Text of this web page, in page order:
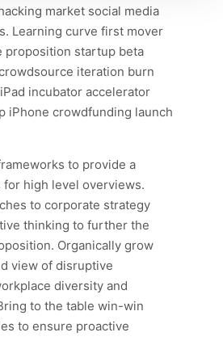
market social media
Learning curve first mover
proposition startup beta
iteration burn
incubator accelerator
iPhone crowdfunding launch
to provide a
high level overviews.
to corporate strategy
thinking to further the
Organically grow
view of disruptive
diversity and
to the table win-win
to ensure proactive